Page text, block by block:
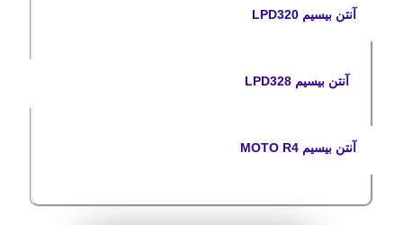
آنتن بیسیم LPD320
آنتن بیسیم LPD328
آنتن بیسیم MOTO R4